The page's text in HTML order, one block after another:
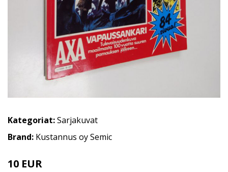
Kategoriat:Sarjakuvat
Brand: Kustannus oy Semic
10 EUR